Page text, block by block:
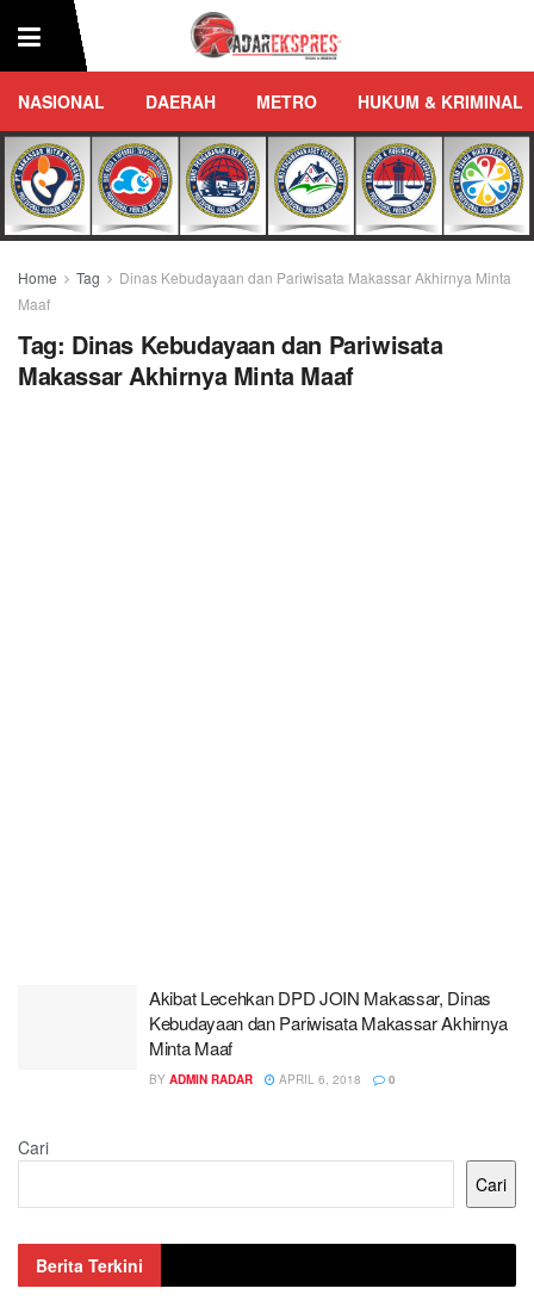
NASIONAL DAERAH METRO HUKUM & KRIMINAL
Home Tag
Dinas Kebudayaan dan Pariwisata Makassar Akhirnya Minta
Maaf
Tag: Dinas Kebudayaan dan Pariwisata
Makassar Akhirnya Minta Maaf
Akibat Lecehkan DPD JOIN Makassar, Dinas
Kebudayaan dan Pariwisata Makassar Akhirnya
Minta Maaf
BY ADMIN RADAR APRIL 6, 2018 0
Cari
Cari
Berita Terkini